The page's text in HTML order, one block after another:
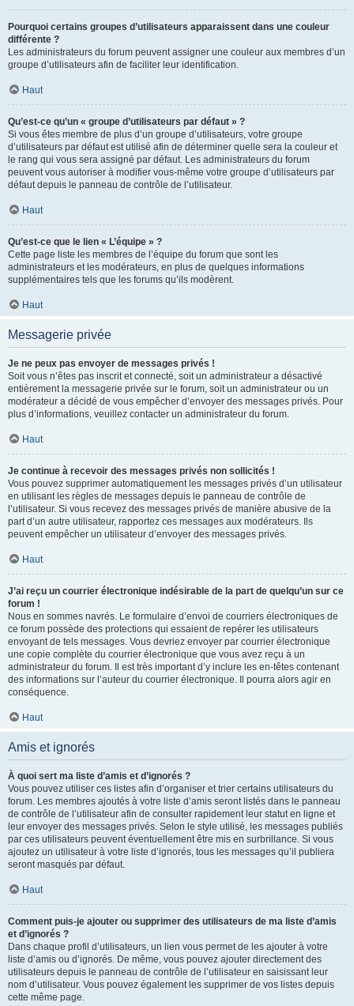
Pourquoi certains groupes d’utilisateurs apparaissent dans une couleur
différente ?
Les administrateurs du forum peuvent assigner une couleur aux membres d’un
groupe d’utilisateurs afin de faciliter leur identification.
Haut
Qu’est-ce qu’un « groupe d’utilisateurs par défaut » ?
Si vous êtes membre de plus d’un groupe d’utilisateurs, votre groupe
d’utilisateurs par défaut est utilisé afin de déterminer quelle sera la couleur et
le rang qui vous sera assigné par défaut. Les administrateurs du forum
peuvent vous autoriser à modifier vous-même votre groupe d’utilisateurs par
défaut depuis le panneau de contrôle de l’utilisateur.
Haut
Qu’est-ce que le lien « L’équipe » ?
Cette page liste les membres de l’équipe du forum que sont les
administrateurs et les modérateurs, en plus de quelques informations
supplémentaires tels que les forums qu’ils modèrent.
Haut
Messagerie privée
Je ne peux pas envoyer de messages privés !
Soit vous n’êtes pas inscrit et connecté, soit un administrateur a désactivé
entièrement la messagerie privée sur le forum, soit un administrateur ou un
modérateur a décidé de vous empêcher d’envoyer des messages privés. Pour
plus d’informations, veuillez contacter un administrateur du forum.
Haut
Je continue à recevoir des messages privés non sollicités !
Vous pouvez supprimer automatiquement les messages privés d’un utilisateur
en utilisant les règles de messages depuis le panneau de contrôle de
l’utilisateur. Si vous recevez des messages privés de manière abusive de la
part d’un autre utilisateur, rapportez ces messages aux modérateurs. Ils
peuvent empêcher un utilisateur d’envoyer des messages privés.
Haut
J’ai reçu un courrier électronique indésirable de la part de quelqu’un sur ce
forum !
Nous en sommes navrés. Le formulaire d’envoi de courriers électroniques de
ce forum possède des protections qui essaient de repérer les utilisateurs
envoyant de tels messages. Vous devriez envoyer par courrier électronique
une copie complète du courrier électronique que vous avez reçu à un
administrateur du forum. Il est très important d’y inclure les en-têtes contenant
des informations sur l’auteur du courrier électronique. Il pourra alors agir en
conséquence.
Haut
Amis et ignorés
À quoi sert ma liste d’amis et d’ignorés ?
Vous pouvez utiliser ces listes afin d’organiser et trier certains utilisateurs du
forum. Les membres ajoutés à votre liste d’amis seront listés dans le panneau
de contrôle de l’utilisateur afin de consulter rapidement leur statut en ligne et
leur envoyer des messages privés. Selon le style utilisé, les messages publiés
par ces utilisateurs peuvent éventuellement être mis en surbrillance. Si vous
ajoutez un utilisateur à votre liste d’ignorés, tous les messages qu’il publiera
seront masqués par défaut.
Haut
Comment puis-je ajouter ou supprimer des utilisateurs de ma liste d’amis
et d’ignorés ?
Dans chaque profil d’utilisateurs, un lien vous permet de les ajouter à votre
liste d’amis ou d’ignorés. De même, vous pouvez ajouter directement des
utilisateurs depuis le panneau de contrôle de l’utilisateur en saisissant leur
nom d’utilisateur. Vous pouvez également les supprimer de vos listes depuis
cette même page.